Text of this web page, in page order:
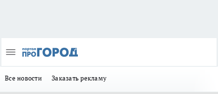
Все новости Заказать рекламу